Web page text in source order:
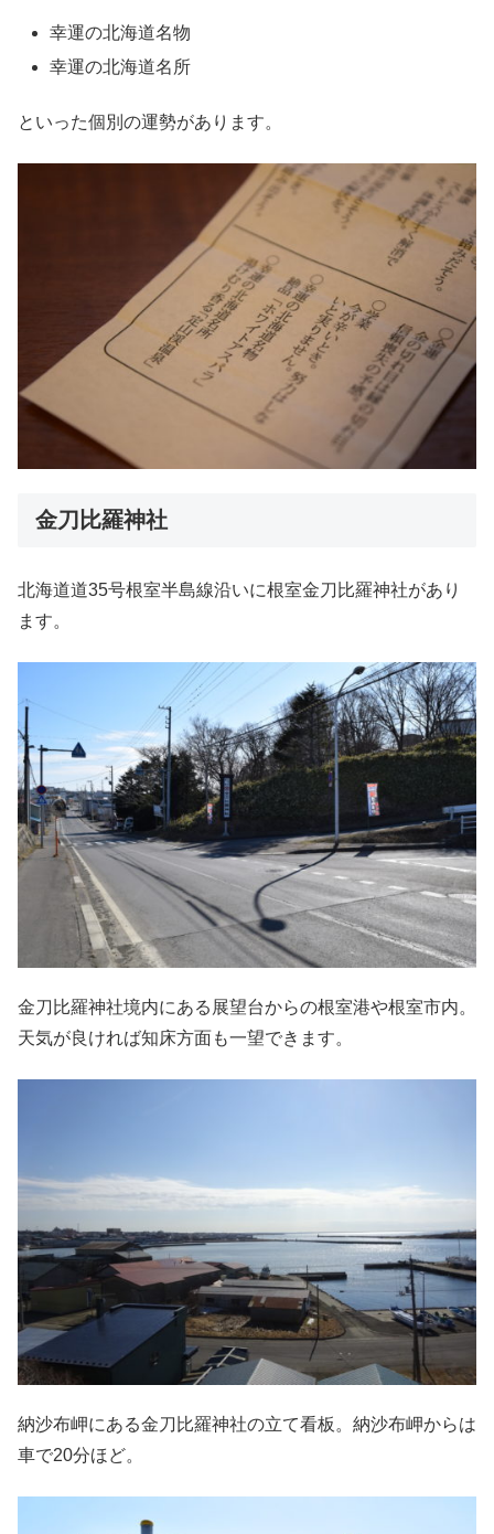
幸運の北海道名物
幸運の北海道名所
といった個別の運勢があります。
金刀比羅神社
北海道道35号根室半島線沿いに根室金刀比羅神社があり
ます。
金刀比羅神社境内にある展望台からの根室港や根室市内。
天気が良ければ知床方面も一望できます。
納沙布岬にある金刀比羅神社の立て看板。納沙布岬からは
車で20分ほど。